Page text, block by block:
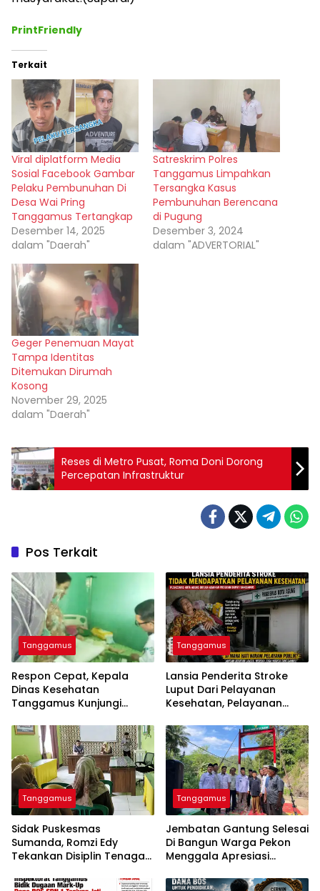
PrintFriendly
Terkait
Viral diplatform Media
Sosial Facebook Gambar
Pelaku Pembunuhan Di
Desa Wai Pring
Tanggamus Tertangkap
Desember 14, 2025
dalam "Daerah"
Satreskrim Polres
Tanggamus Limpahkan
Tersangka Kasus
Pembunuhan Berencana
di Pugung
Desember 3, 2024
dalam "ADVERTORIAL"
Geger Penemuan Mayat
Tampa Identitas
Ditemukan Dirumah
Kosong
November 29, 2025
dalam "Daerah"
Reses di Metro Pusat, Roma Doni Dorong
Percepatan Infrastruktur
Pos Terkait
Tanggamus
Respon Cepat, Kepala
Dinas Kesehatan
Tanggamus Kunjungi
Dan Balita Mengidap
Kelainan Jantung
Tanggamus
Lansia Penderita Stroke
Luput Dari Pelayanan
Kesehatan, Pelayanan
Disorot
Tanggamus
Sidak Puskesmas
Sumanda, Romzi Edy
Tekankan Disiplin Tenaga
Tanggamus
Jembatan Gantung Selesai
Di Bangun Warga Pekon
Menggala Apresiasi